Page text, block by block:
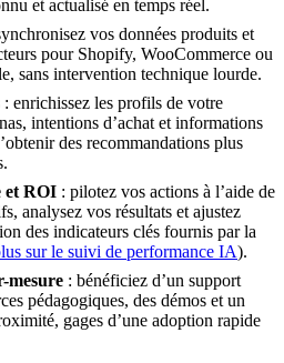
et actualisé en temps réel.
vos données produits et
pour Shopify, WooCommerce ou
sans intervention technique lourde.
: enrichissez les profils de votre
intentions d’achat et informations
des recommandations plus
et ROI : pilotez vos actions à l’aide de
analysez vos résultats et ajustez
des indicateurs clés fournis par la
sur le suivi de performance IA).
mesure : bénéficiez d’un support
pédagogiques, des démos et un
gages d’une adoption rapide